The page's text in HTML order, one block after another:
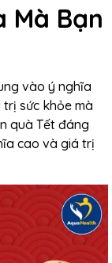
Mà Bạn
vào ý nghĩa
sức khỏe mà
quà Tết đáng
cao và giá trị